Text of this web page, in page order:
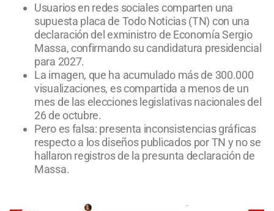
Usuarios en redes sociales comparten una
supuesta placa de Todo Noticias (TN) con una
declaración del exministro de Economía Sergio
Massa, confirmando su candidatura presidencial
para 2027.
La imagen, que ha acumulado más de 300.000
visualizaciones, es compartida a menos de un
mes de las elecciones legislativas nacionales del
26 de octubre.
Pero es falsa: presenta inconsistencias gráficas
respecto a los diseños publicados por TN y no se
hallaron registros de la presunta declaración de
Massa.